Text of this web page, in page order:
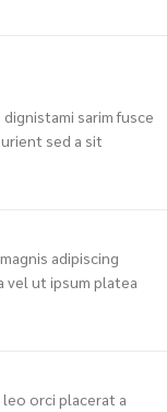
sarim fusce
sed a sit
adipiscing
vel ut ipsum platea
orci placerat a